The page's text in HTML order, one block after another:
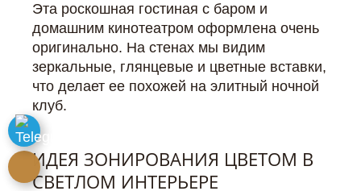
Эта роскошная гостиная с баром и
домашним кинотеатром оформлена очень
оригинально. На стенах мы видим
зеркальные, глянцевые и цветные вставки,
что делает ее похожей на элитный ночной
клуб.
ИДЕЯ ЗОНИРОВАНИЯ ЦВЕТОМ В
СВЕТЛОМ ИНТЕРЬЕРЕ